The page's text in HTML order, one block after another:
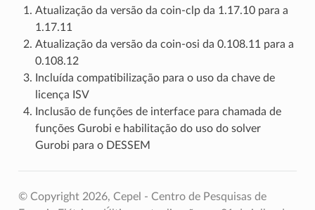
Atualização da versão da coin-clp da 1.17.10 para a
1.17.11
Atualização da versão da coin-osi da 0.108.11 para a
0.108.12
Incluída compatibilização para o uso da chave de
licença ISV
Inclusão de funções de interface para chamada de
funções Gurobi e habilitação do uso do solver
Gurobi para o DESSEM
© Copyright 2026, Cepel - Centro de Pesquisas de